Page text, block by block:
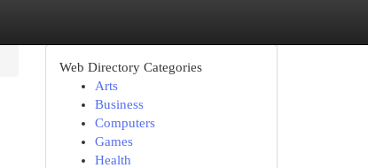
Web Directory Categories
Arts
Business
Computers
Games
Health